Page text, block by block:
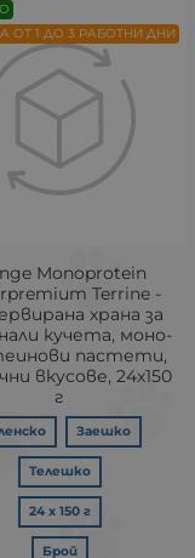
Monoprotein
Terrine -
храна за
кучета, моно-
пастети,
вкусове, 24х150
г
Заешко
Телешко
24 х 150 г
Брой
ОТ 1 ДО 3 РАБОТНИ ДНИ